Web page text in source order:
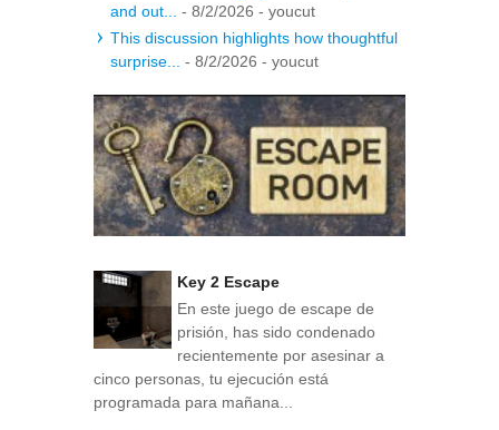
and out...
- 8/2/2026 - youcut
This discussion highlights how thoughtful
surprise... - 8/2/2026 - youcut
Key 2 Escape
En este juego de escape de
prisión, has sido condenado
recientemente por asesinar a
cinco personas, tu ejecución está
programada para mañana...